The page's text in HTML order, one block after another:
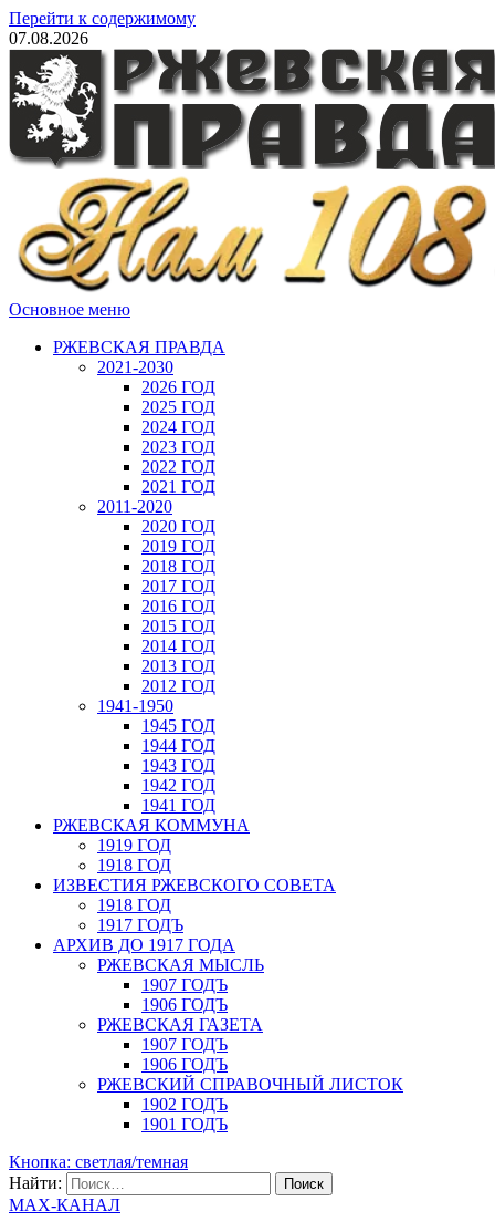
Перейти к содержимому
07.08.2026
Основное меню
РЖЕВСКАЯ ПРАВДА
2021-2030
2026 ГОД
2025 ГОД
2024 ГОД
2023 ГОД
2022 ГОД
2021 ГОД
2011-2020
2020 ГОД
2019 ГОД
2018 ГОД
2017 ГОД
2016 ГОД
2015 ГОД
2014 ГОД
2013 ГОД
2012 ГОД
1941-1950
1945 ГОД
1944 ГОД
1943 ГОД
1942 ГОД
1941 ГОД
РЖЕВСКАЯ КОММУНА
1919 ГОД
1918 ГОД
ИЗВЕСТИЯ РЖЕВСКОГО СОВЕТА
1918 ГОД
1917 ГОДЪ
АРХИВ ДО 1917 ГОДА
РЖЕВСКАЯ МЫСЛЬ
1907 ГОДЪ
1906 ГОДЪ
РЖЕВСКАЯ ГАЗЕТА
1907 ГОДЪ
1906 ГОДЪ
РЖЕВСКИЙ СПРАВОЧНЫЙ ЛИСТОК
1902 ГОДЪ
1901 ГОДЪ
Кнопка: светлая/темная
Найти:
MAX-КАНАЛ